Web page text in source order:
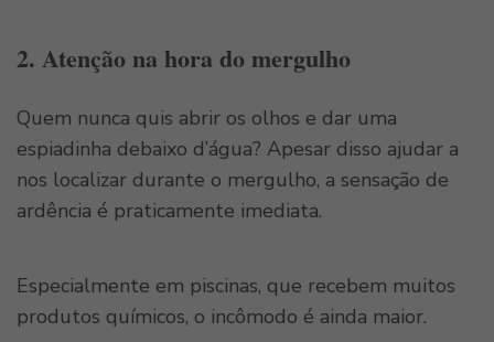
2. Atenção na hora do mergulho
Quem nunca quis abrir os olhos e dar uma
espiadinha debaixo d’água? Apesar disso ajudar a
nos localizar durante o mergulho, a sensação de
ardência é praticamente imediata.
Especialmente em piscinas, que recebem muitos
produtos químicos, o incômodo é ainda maior.